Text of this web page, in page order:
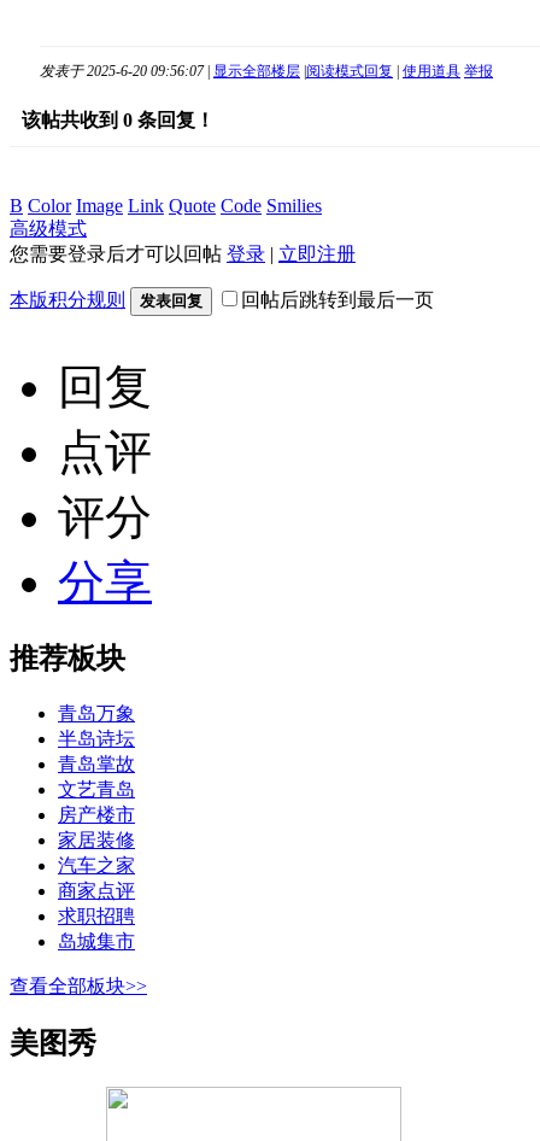
发表于 2025-6-20 09:56:07 | 显示全部楼层 |阅读模式回复 | 使用道具 举报
该帖共收到 0 条回复！
B Color Image Link Quote Code Smilies
高级模式
您需要登录后才可以回帖 登录 | 立即注册
本版积分规则 发表回复 回帖后跳转到最后一页
回复
点评
评分
分享
推荐板块
青岛万象
半岛诗坛
青岛掌故
文艺青岛
房产楼市
家居装修
汽车之家
商家点评
求职招聘
岛城集市
查看全部板块>>
美图秀